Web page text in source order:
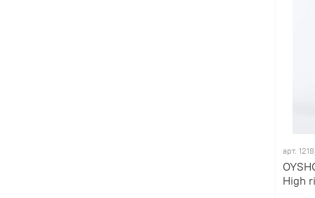
арт.
High